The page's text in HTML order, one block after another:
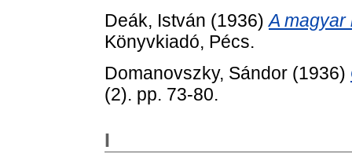
Deák, István (1936)A magyar
Könyvkiadó, Pécs.
Domanovszky, Sándor (1936)
(2). pp. 73-80.
I